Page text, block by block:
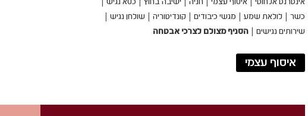
כשר
לולאת שמע מגשי כיבודים קונדיטוריה
שולחן נגיש
שירותים נגישים
הסניף מצולם לצרכי אבטחה
איסוף עצמי